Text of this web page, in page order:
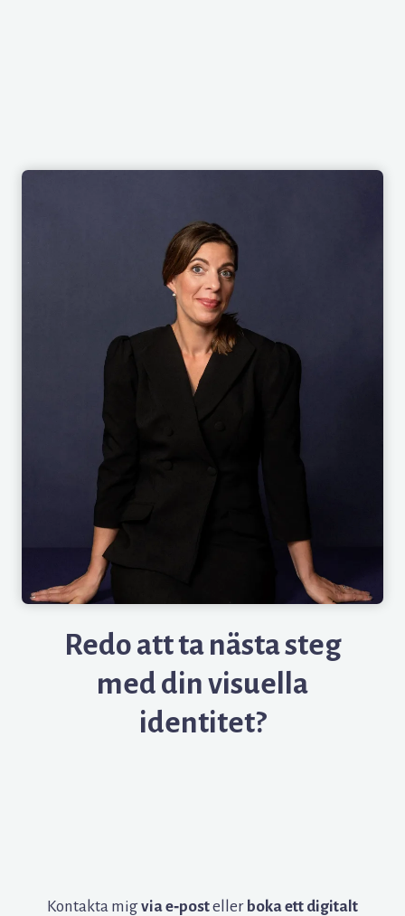
Redo att ta nästa steg
med din visuella
identitet?
Kontakta migvia e‑posteller boka ett digitalt